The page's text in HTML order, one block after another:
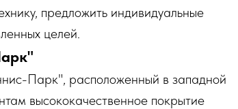
предложить индивидуальные
целей.
Парк", расположенный в западной
высококачественное покрытие